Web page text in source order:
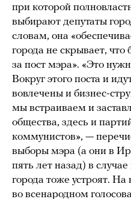
при которой
выбирают депутаты
словам, она
города не скрывает, что
за пост мэра». «Это
Вокруг этого поста и
вовлечены и бизнес-
мы встраиваем и
общества, здесь и
коммунистов», —
выборы мэра (а они в
пять лет назад) в
города тоже устроят. На
во всенародном